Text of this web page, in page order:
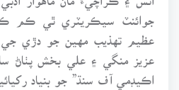
جوائنٽ سيڪريٽري ٿي ڪم
عظيم تهذيب مهين جو دڙي جي
عزيز منگي ۽ علي بخش پٺاڻ
اڪيڊمي آف سنڌ” جو بنياد